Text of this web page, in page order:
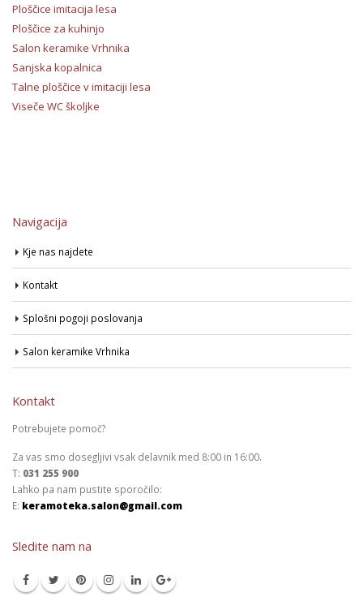
Ploščice imitacija lesa
Ploščice za kuhinjo
Salon keramike Vrhnika
Sanjska kopalnica
Talne ploščice v imitaciji lesa
Viseče WC školjke
Navigacija
Kje nas najdete
Kontakt
Splošni pogoji poslovanja
Salon keramike Vrhnika
Kontakt
Potrebujete pomoč?
Za vas smo dosegljivi vsak delavnik med 8:00 in 16:00.
T: 031 255 900
Lahko pa nam pustite sporočilo:
E: keramoteka.salon@gmail.com
Sledite nam na